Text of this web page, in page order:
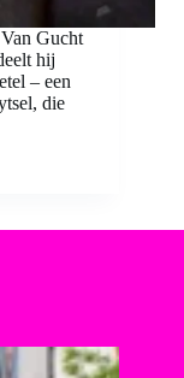
Gucht
hij
– een
die